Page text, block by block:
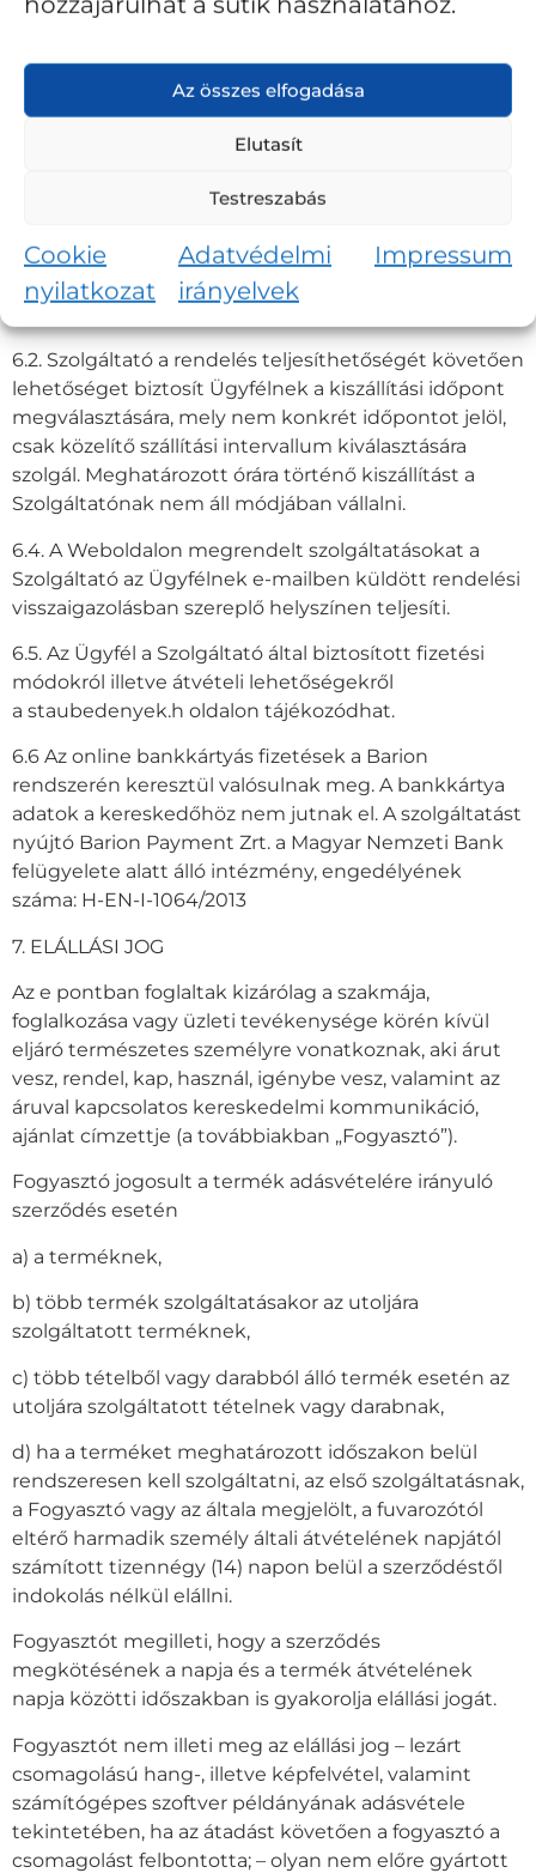
Az összes elfogadása
Elutasít
Testreszabás
Cookie
nyilatkozat
Adatvédelmi
irányelvek
Impressum
6. SZÁLLÍTÁSI ÉS FIZETÉSI FELTÉTELEK
kért árut szállítmányozó cég igénybevételével
szállítja házhoz, a Szállítási és Fizetési feltételek
oldalon olvasható feltételek szerint, ez 3-6 nap között
A Szolgáltató a szállítási díj változtatásának jogát
megjelenéssel egyidejűleg lép hatályba. A módosítás
a már megrendelt termékek vételárát nem
6.2. Szolgáltató a rendelés teljesíthetőségét követően
lehetőséget biztosít Ügyfélnek a kiszállítási időpont
megválasztására, mely nem konkrét időpontot jelöl,
csak közelítő szállítási intervallum kiválasztására
szolgál. Meghatározott órára történő kiszállítást a
Szolgáltatónak nem áll módjában vállalni.
6.4. A Weboldalon megrendelt szolgáltatásokat a
Szolgáltató az Ügyfélnek e-mailben küldött rendelési
visszaigazolásban szereplő helyszínen teljesíti.
6.5. Az Ügyfél a Szolgáltató által biztosított fizetési
módokról illetve átvételi lehetőségekről
a staubedenyek.h oldalon tájékozódhat.
6.6 Az online bankkártyás fizetések a Barion
rendszerén keresztül valósulnak meg. A bankkártya
adatok a kereskedőhöz nem jutnak el. A szolgáltatást
nyújtó Barion Payment Zrt. a Magyar Nemzeti Bank
felügyelete alatt álló intézmény, engedélyének
száma: H-EN-I-1064/2013
7. ELÁLLÁSI JOG
Az e pontban foglaltak kizárólag a szakmája,
foglalkozása vagy üzleti tevékenysége körén kívül
eljáró természetes személyre vonatkoznak, aki árut
vesz, rendel, kap, használ, igénybe vesz, valamint az
áruval kapcsolatos kereskedelmi kommunikáció,
ajánlat címzettje (a továbbiakban „Fogyasztó”).
Fogyasztó jogosult a termék adásvételére irányuló
szerződés esetén
a) a terméknek,
b) több termék szolgáltatásakor az utoljára
szolgáltatott terméknek,
c) több tételből vagy darabból álló termék esetén az
utoljára szolgáltatott tételnek vagy darabnak,
d) ha a terméket meghatározott időszakon belül
rendszeresen kell szolgáltatni, az első szolgáltatásnak,
a Fogyasztó vagy az általa megjelölt, a fuvarozótól
eltérő harmadik személy általi átvételének napjától
számított tizennégy (14) napon belül a szerződéstől
indokolás nélkül elállni.
Fogyasztót megilleti, hogy a szerződés
megkötésének a napja és a termék átvételének
napja közötti időszakban is gyakorolja elállási jogát.
Fogyasztót nem illeti meg az elállási jog – lezárt
csomagolású hang-, illetve képfelvétel, valamint
számítógépes szoftver példányának adásvétele
tekintetében, ha az átadást követően a fogyasztó a
csomagolást felbontotta; – olyan nem előre gyártott